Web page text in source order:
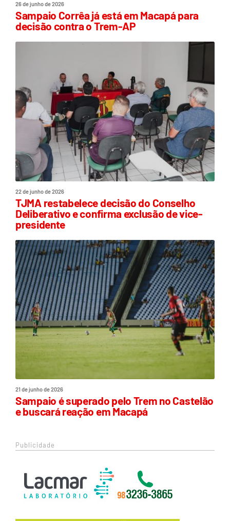
26 de junho de 2026
Sampaio Corrêa já está em Macapá para
decisão contra o Trem-AP
22 de junho de 2026
TJMA restabelece decisão do Conselho
Deliberativo e confirma exclusão de vice-
presidente
21 de junho de 2026
Sampaio é superado pelo Trem no Castelão
e buscará reação em Macapá
Publicidade